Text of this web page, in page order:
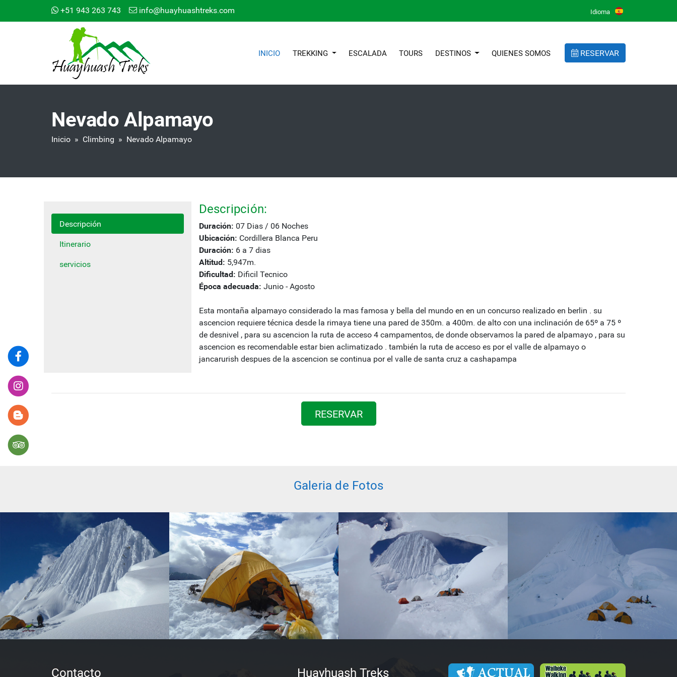
+51 943 263 743 info@huayhuashtreks.com Idioma
INICIO(CURRENT)
TREKKING ESCALADA TOURS DESTINOS QUIENES SOMOS RESERVAR
Nevado Alpamayo
Inicio » Climbing » Nevado Alpamayo
Descripción
Itinerario
servicios
Descripción:
Duración: 07 Dias / 06 Noches
Ubicación: Cordillera Blanca Peru
Duración: 6 a 7 dias
Altitud: 5,947m.
Dificultad: Dificil Tecnico
Época adecuada: Junio - Agosto
Esta montaña alpamayo considerado la mas famosa y bella del mundo en en un concurso realizado en berlin . su
ascencion requiere técnica desde la rimaya tiene una pared de 350m. a 400m. de alto con una inclinación de 65º a 75 º
de desnivel , para su ascencion la ruta de acceso 4 campamentos, de donde observamos la pared de alpamayo , para su
ascencion es recomendable estar bien aclimatizado . también la ruta de acceso es por el valle de alpamayo o
jancarurish despues de la ascencion se continua por el valle de santa cruz a cashapampa
RESERVAR
Galeria de Fotos
Contacto Huayhuash Treks